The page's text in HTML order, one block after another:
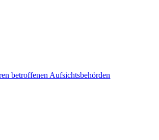
betroffenen Aufsichtsbehörden